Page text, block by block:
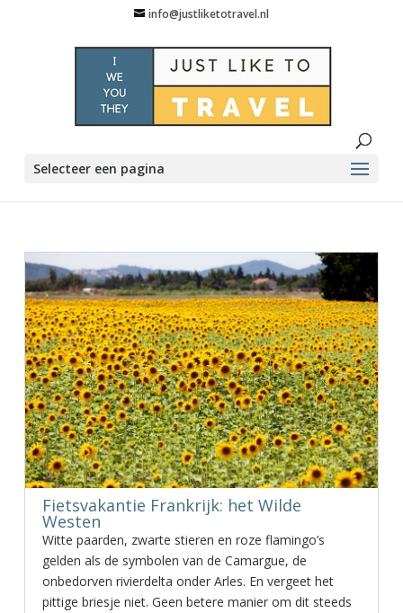
info@justliketotravel.nl
Selecteer een pagina
Fietsvakantie Frankrijk: het Wilde
Westen
Witte paarden, zwarte stieren en roze flamingo’s
gelden als de symbolen van de Camargue, de
onbedorven rivierdelta onder Arles. En vergeet het
pittige briesje niet. Geen betere manier om dit steeds